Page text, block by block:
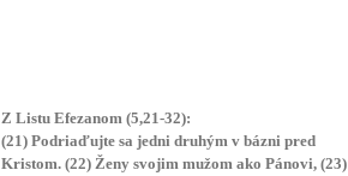
Z Listu Efezanom (5,21-32):
(21) Podriaďujte sa jedni druhým v bázni pred
Kristom. (22) Ženy svojim mužom ako Pánovi, (23)